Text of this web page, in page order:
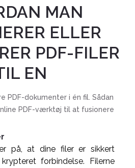
MAN
ELLER
PDF-FILER
EN
PDF-dokumenter i én fil. Sådan
PDF-værktøj til at fusionere
på, at dine filer er sikkert
forbindelse. Filerne